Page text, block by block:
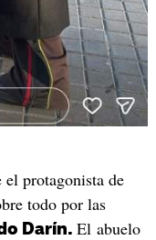
protagonista de
todo por las
Darín. El abuelo